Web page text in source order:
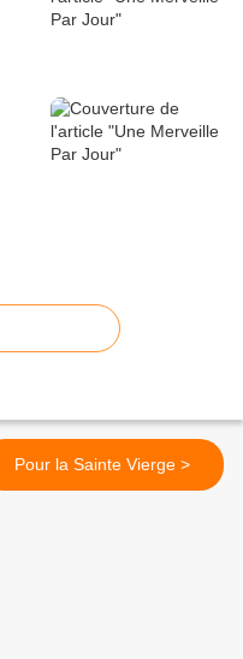
Pour la Sainte Vierge >